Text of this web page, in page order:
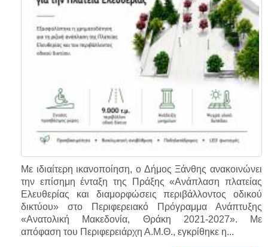
Με ιδιαίτερη ικανοποίηση, ο Δήμος Ξάνθης ανακοινώνει
την επίσημη ένταξη της Πράξης «Ανάπλαση πλατείας
Ελευθερίας και διαμορφώσεις περιβάλλοντος οδικού
δικτύου» στο Περιφερειακό Πρόγραμμα Ανάπτυξης
«Ανατολική Μακεδονία, Θράκη 2021-2027». Με
απόφαση του Περιφερειάρχη Α.Μ.Θ., εγκρίθηκε η...